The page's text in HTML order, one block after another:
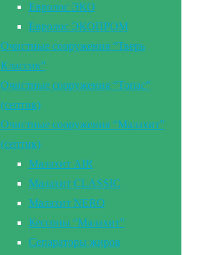
Евролос ЭКО
Евролос ЭКОПРОМ
Очистные сооружения “Тверь
Классик”
Очистные сооружения “Топас”
(септик)
Очистные сооружения “Малахит”
(септик)
Малахит AIR
Малахит CLASSIC
Малахит NERO
Кессоны “Малахит”
Сепараторы жиров